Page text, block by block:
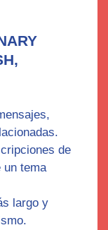
de
un tema
largo y